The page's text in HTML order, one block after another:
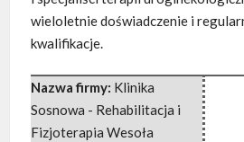
wieloletnie doświadczenie i
kwalifikacje.
Nazwa firmy: Klinika
Sosnowa - Rehabilitacja i
Fizjoterapia Wesoła